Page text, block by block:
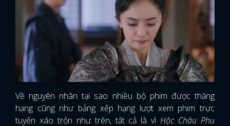
Về nguyên nhân tại sao nhiều bộ phim được thăng
hạng cũng như bảng xếp hạng lượt xem phim trực
tuyến xáo trộn như trên, tất cả là vì Hộc Châu Phu